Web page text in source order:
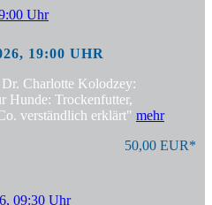
19:00 UHR
Charlotte Kolodzey:
Hunde: Trockenfutter,
verständlich erklärt" mehr
50,00 EUR*